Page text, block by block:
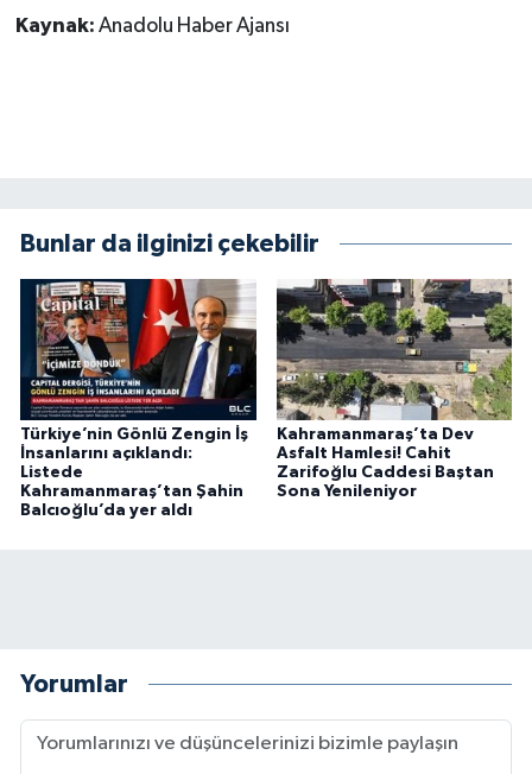
Kaynak: Anadolu Haber Ajansı
Bunlar da ilginizi çekebilir
Türkiye’nin Gönlü Zengin İş
İnsanlarını açıklandı:
Listede
Kahramanmaraş’tan Şahin
Balcıoğlu’da yer aldı
Kahramanmaraş’ta Dev
Asfalt Hamlesi! Cahit
Zarifoğlu Caddesi Baştan
Sona Yenileniyor
Yorumlar
KİTAP
HEDEF2020
OTOMOBİL
MİZAH
TARİH
YEREL
BÖLGEDEN